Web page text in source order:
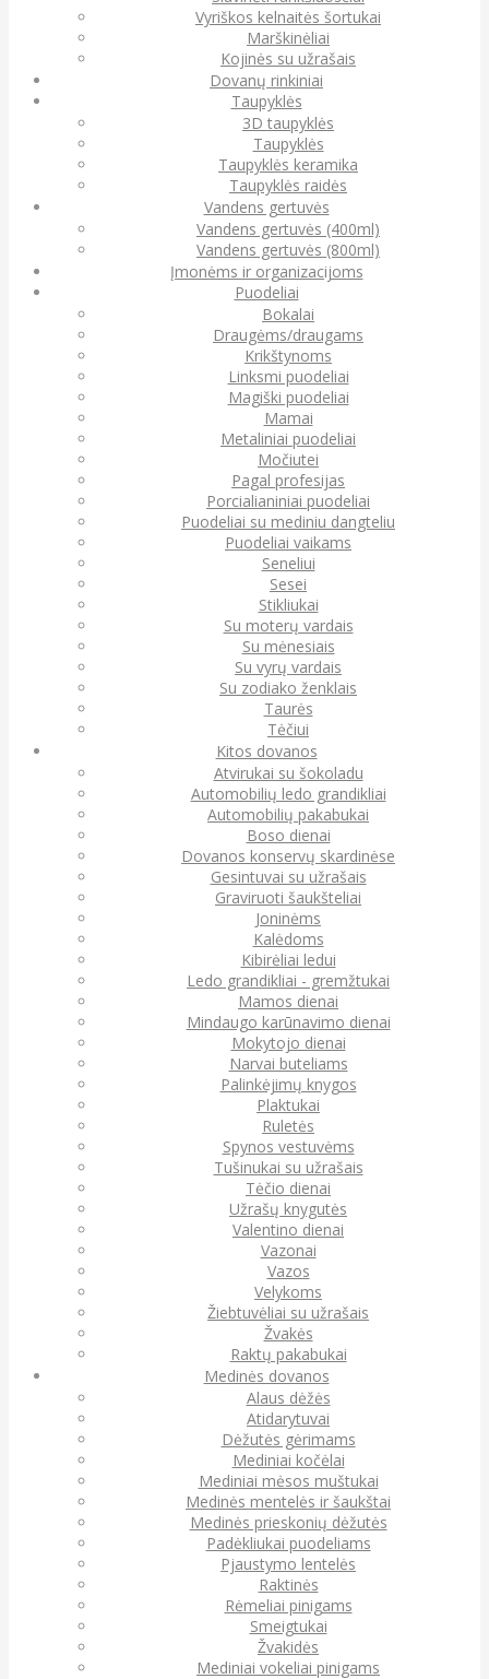
Vyriškos kelnaitės šortukai
Marškinėliai
Kojinės su užrašais
Dovanų rinkiniai
Taupyklės
3D taupyklės
Taupyklės
Taupyklės keramika
Taupyklės raidės
Vandens gertuvės
Vandens gertuvės (400ml)
Vandens gertuvės (800ml)
Įmonėms ir organizacijoms
Puodeliai
Bokalai
Draugėms/draugams
Krikštynoms
Linksmi puodeliai
Magiški puodeliai
Mamai
Metaliniai puodeliai
Močiutei
Pagal profesijas
Porcialianiniai puodeliai
Puodeliai su mediniu dangteliu
Puodeliai vaikams
Seneliui
Sesei
Stikliukai
Su moterų vardais
Su mėnesiais
Su vyrų vardais
Su zodiako ženklais
Taurės
Tėčiui
Kitos dovanos
Atvirukai su šokoladu
Automobilių ledo grandikliai
Automobilių pakabukai
Boso dienai
Dovanos konservų skardinėse
Gesintuvai su užrašais
Graviruoti šaukšteliai
Joninėms
Kalėdoms
Kibirėliai ledui
Ledo grandikliai - gremžtukai
Mamos dienai
Mindaugo karūnavimo dienai
Mokytojo dienai
Narvai buteliams
Palinkėjimų knygos
Plaktukai
Ruletės
Spynos vestuvėms
Tušinukai su užrašais
Tėčio dienai
Užrašų knygutės
Valentino dienai
Vazonai
Vazos
Velykoms
Žiebtuvėliai su užrašais
Žvakės
Raktų pakabukai
Medinės dovanos
Alaus dėžės
Atidarytuvai
Dėžutės gėrimams
Mediniai kočėlai
Mediniai mėsos muštukai
Medinės mentelės ir šaukštai
Medinės prieskonių dėžutės
Padėkliukai puodeliams
Pjaustymo lentelės
Raktinės
Rėmeliai pinigams
Smeigtukai
Žvakidės
Mediniai vokeliai pinigams